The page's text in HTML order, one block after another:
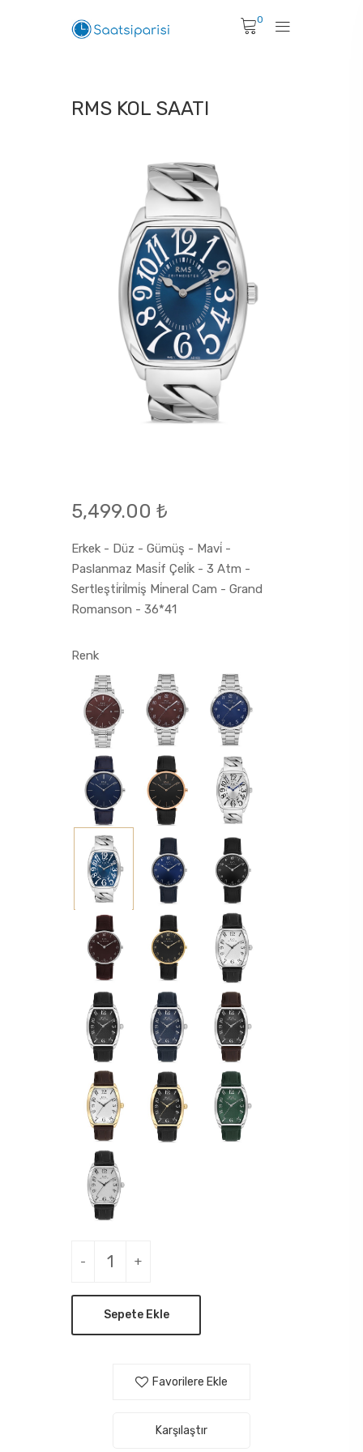
0
RMS KOL SAATI
5,499.00 ₺
Erkek - Düz - Gümüş - Mavi̇ -
Paslanmaz Masi̇f Çeli̇k - 3 Atm -
Sertleşti̇ri̇lmi̇ş Mi̇neral Cam - Grand
Romanson - 36*41
Renk
- +
Sepete Ekle
Favorilere Ekle
Karşılaştır